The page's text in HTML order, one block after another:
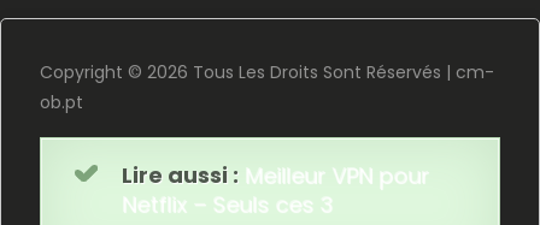
Copyright © 2026 Tous Les Droits Sont Réservés | cm-
ob.pt
Lire aussi : Meilleur VPN pour
Netflix – Seuls ces 3